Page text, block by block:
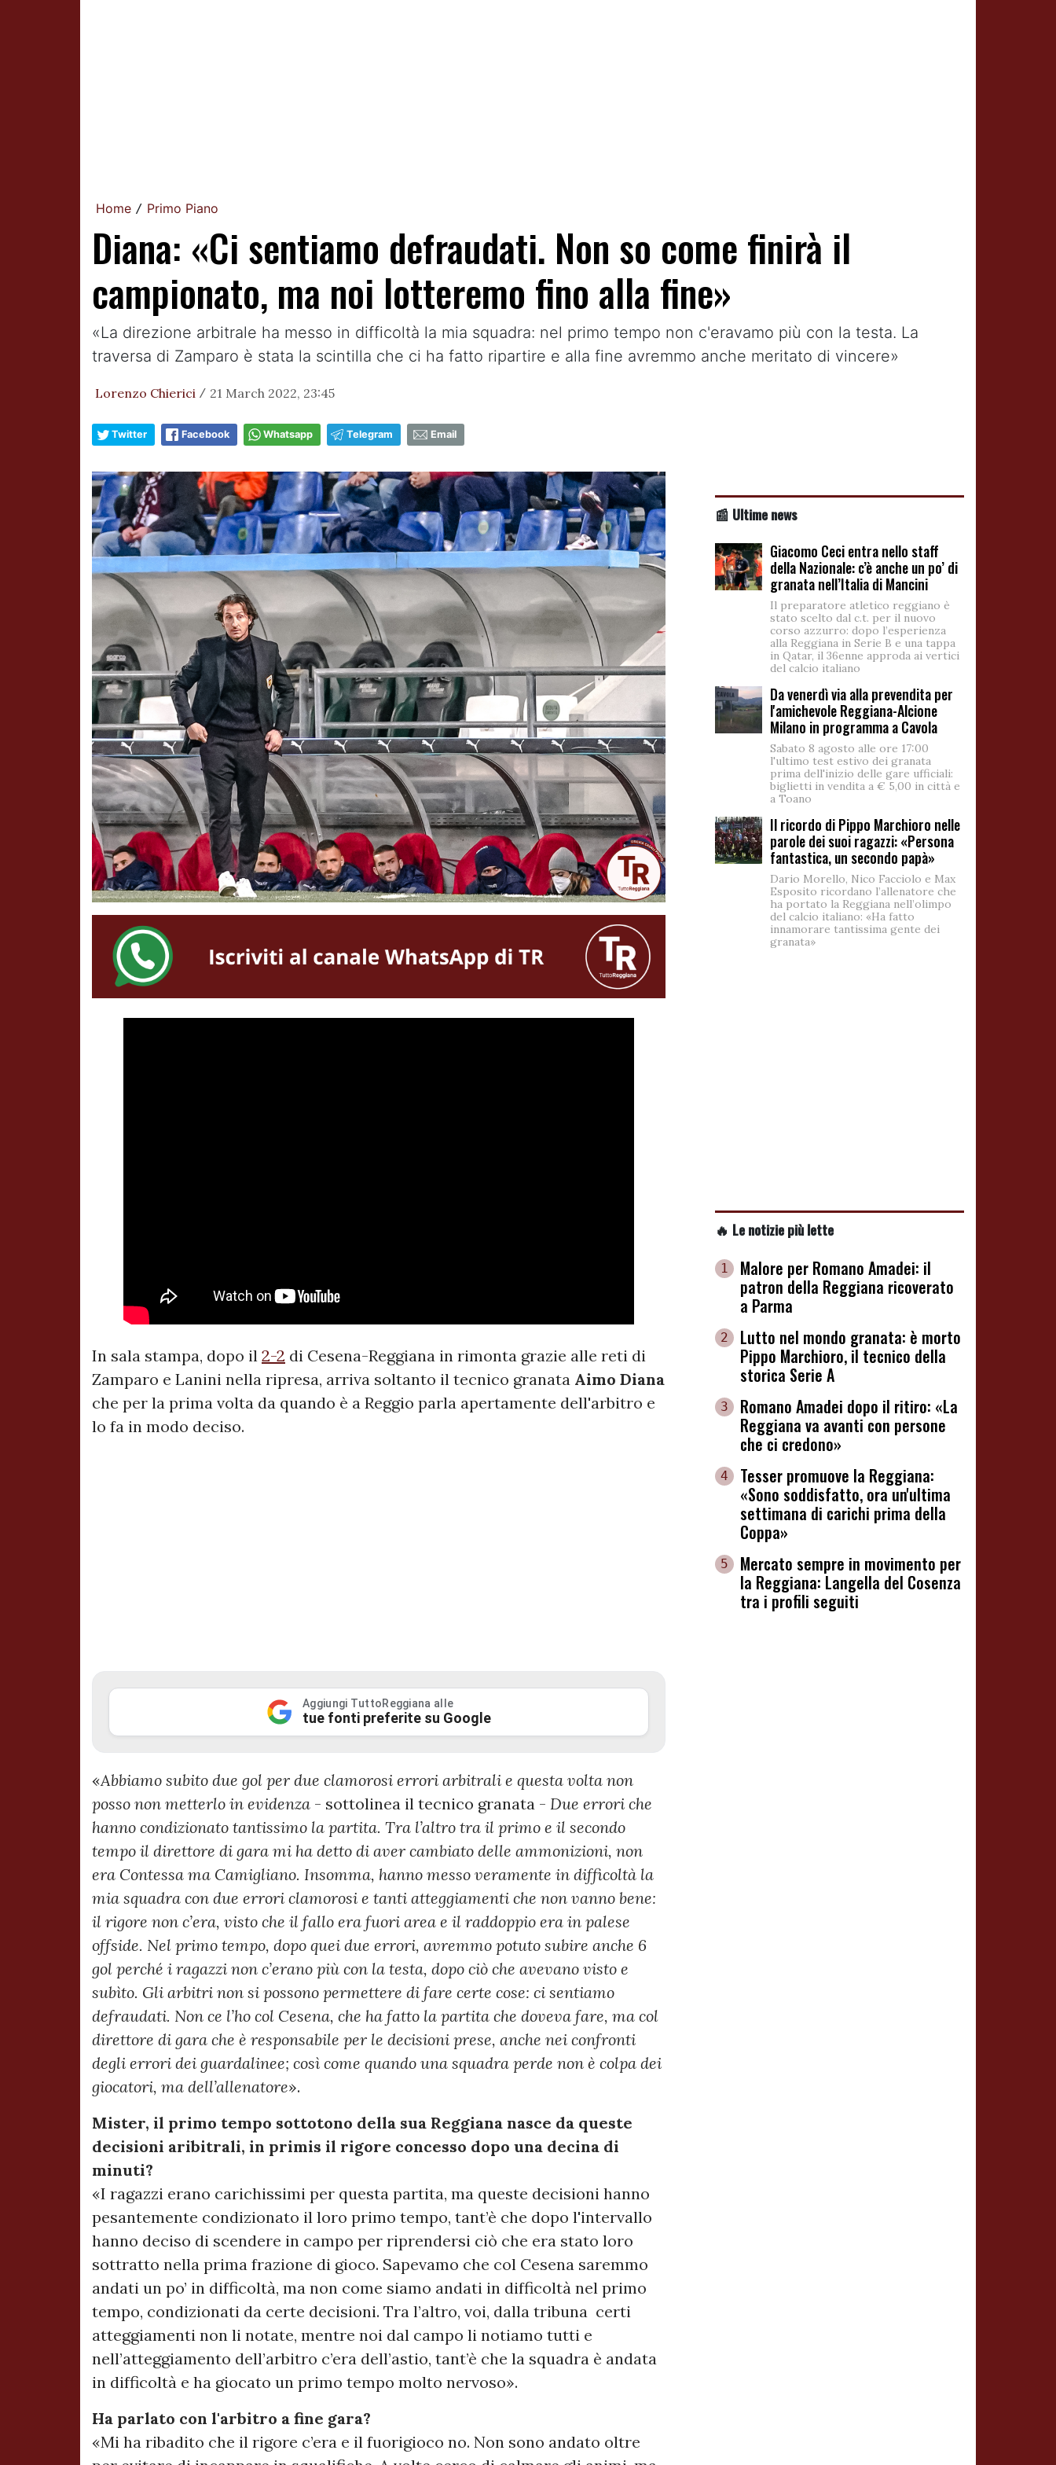
Home / Primo Piano
Diana: «Ci sentiamo defraudati. Non so come finirà il
campionato, ma noi lotteremo fino alla fine»
«La direzione arbitrale ha messo in difficoltà la mia squadra: nel primo tempo non c'eravamo più con la testa. La
traversa di Zamparo è stata la scintilla che ci ha fatto ripartire e alla fine avremmo anche meritato di vincere»
Lorenzo Chierici / 21 March 2022, 23:45
Twitter Facebook Whatsapp Telegram Email
In sala stampa, dopo il 2-2 di Cesena-Reggiana in rimonta grazie alle reti di
Zamparo e Lanini nella ripresa, arriva soltanto il tecnico granata Aimo Diana
che per la prima volta da quando è a Reggio parla apertamente dell'arbitro e
lo fa in modo deciso.
Aggiungi TuttoReggiana alle
tue fonti preferite su Google
«Abbiamo subito due gol per due clamorosi errori arbitrali e questa volta non
posso non metterlo in evidenza - sottolinea il tecnico granata - Due errori che
hanno condizionato tantissimo la partita. Tra l’altro tra il primo e il secondo
tempo il direttore di gara mi ha detto di aver cambiato delle ammonizioni, non
era Contessa ma Camigliano. Insomma, hanno messo veramente in difficoltà la
mia squadra con due errori clamorosi e tanti atteggiamenti che non vanno bene:
il rigore non c’era, visto che il fallo era fuori area e il raddoppio era in palese
offside. Nel primo tempo, dopo quei due errori, avremmo potuto subire anche 6
gol perché i ragazzi non c’erano più con la testa, dopo ciò che avevano visto e
subìto. Gli arbitri non si possono permettere di fare certe cose: ci sentiamo
defraudati. Non ce l’ho col Cesena, che ha fatto la partita che doveva fare, ma col
direttore di gara che è responsabile per le decisioni prese, anche nei confronti
degli errori dei guardalinee; così come quando una squadra perde non è colpa dei
giocatori, ma dell’allenatore».
Mister, il primo tempo sottotono della sua Reggiana nasce da queste
decisioni aribitrali, in primis il rigore concesso dopo una decina di
minuti?
«I ragazzi erano carichissimi per questa partita, ma queste decisioni hanno
pesantemente condizionato il loro primo tempo, tant’è che dopo l'intervallo
hanno deciso di scendere in campo per riprendersi ciò che era stato loro
sottratto nella prima frazione di gioco. Sapevamo che col Cesena saremmo
andati un po’ in difficoltà, ma non come siamo andati in difficoltà nel primo
tempo, condizionati da certe decisioni. Tra l’altro, voi, dalla tribuna certi
atteggiamenti non li notate, mentre noi dal campo li notiamo tutti e
nell’atteggiamento dell’arbitro c’era dell’astio, tant’è che la squadra è andata
in difficoltà e ha giocato un primo tempo molto nervoso».
Ha parlato con l'arbitro a fine gara?
«Mi ha ribadito che il rigore c’era e il fuorigioco no. Non sono andato oltre
📰 Ultime news
Giacomo Ceci entra nello staff
della Nazionale: c’è anche un po’ di
granata nell’Italia di Mancini
Il preparatore atletico reggiano è
stato scelto dal c.t. per il nuovo
corso azzurro: dopo l’esperienza
alla Reggiana in Serie B e una tappa
in Qatar, il 36enne approda ai vertici
del calcio italiano
Da venerdì via alla prevendita per
l'amichevole Reggiana-Alcione
Milano in programma a Cavola
Sabato 8 agosto alle ore 17:00
l'ultimo test estivo dei granata
prima dell'inizio delle gare ufficiali:
biglietti in vendita a € 5,00 in città e
a Toano
Il ricordo di Pippo Marchioro nelle
parole dei suoi ragazzi: «Persona
fantastica, un secondo papà»
Dario Morello, Nico Facciolo e Max
Esposito ricordano l’allenatore che
ha portato la Reggiana nell’olimpo
del calcio italiano: «Ha fatto
innamorare tantissima gente dei
granata»
🔥 Le notizie più lette
1
Malore per Romano Amadei: il
patron della Reggiana ricoverato
a Parma
2
Lutto nel mondo granata: è morto
Pippo Marchioro, il tecnico della
storica Serie A
3
Romano Amadei dopo il ritiro: «La
Reggiana va avanti con persone
che ci credono»
4
Tesser promuove la Reggiana:
«Sono soddisfatto, ora un'ultima
settimana di carichi prima della
Coppa»
5
Mercato sempre in movimento per
la Reggiana: Langella del Cosenza
tra i profili seguiti